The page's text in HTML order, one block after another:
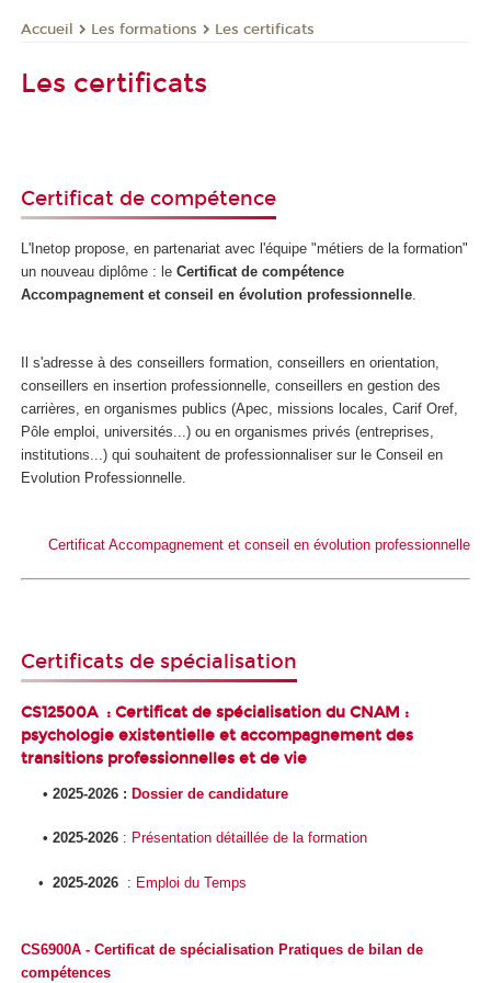
Accueil Les formations Les certificats
Les certificats
Certificat de compétence
L'Inetop propose, en partenariat avec l'équipe "métiers de la formation"
un nouveau diplôme : le Certificat de compétence
Accompagnement et conseil en évolution professionnelle.
Il s'adresse à des conseillers formation, conseillers en orientation,
conseillers en insertion professionnelle, conseillers en gestion des
carrières, en organismes publics (Apec, missions locales, Carif Oref,
Pôle emploi, universités...) ou en organismes privés (entreprises,
institutions...) qui souhaitent de professionnaliser sur le Conseil en
Evolution Professionnelle.
Certificat Accompagnement et conseil en évolution professionnelle
Certificats de spécialisation
CS12500A : Certificat de spécialisation du CNAM :
psychologie existentielle et accompagnement des
transitions professionnelles et de vie
• 2025-2026 : Dossier de candidature
• 2025-2026 : Présentation détaillée de la formation
• 2025-2026 : Emploi du Temps
CS6900A - Certificat de spécialisation Pratiques de bilan de
compétences